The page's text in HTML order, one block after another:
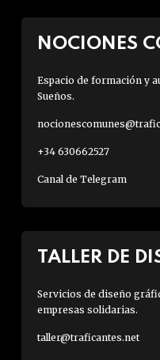
NOCIONES
Espacio de formación y
Sueños.
+34 630662527
Canal de Telegram
TALLER DE
Servicios de diseño
empresas solidarias.
taller@traficantes.net